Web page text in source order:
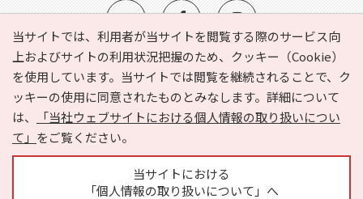
当サイトでは、利用者が当サイトを閲覧する際のサービス向
上およびサイトの利用状況把握のため、クッキー（Cookie）
を使用しています。当サイトでは閲覧を継続されることで、ク
ッキーの使用に同意されたものとみなします。詳細について
は、
「当社ウェブサイトにおける個人情報の取り扱いについ
て」 をご覧ください。
当サイトにおける
「個人情報の取り扱いについて」へ
e-NAVITA（イーナビタ）とは？ お気に入り
ヘルプ
利用規約
個人情報の取り扱いについて
運営会社
サイトマップ
広告掲載に関するお問い合わせ